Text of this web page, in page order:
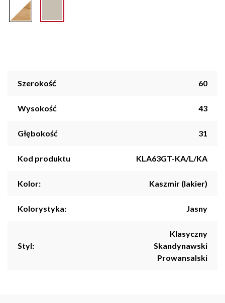
Szerokość 60
Wysokość 43
Głębokość 31
Kod produktu KLA63GT-KA/L/KA
Kolor: Kaszmir (lakier)
Kolorystyka: Jasny
Styl:
Klasyczny
Skandynawski
Prowansalski